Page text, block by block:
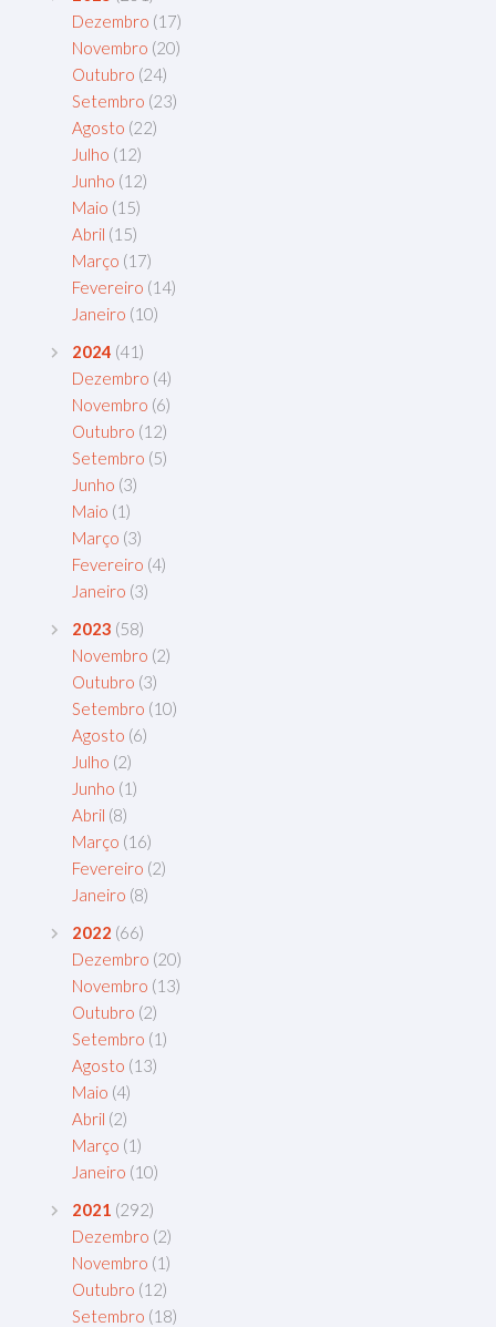
Dezembro (17)
Novembro (20)
Outubro (24)
Setembro (23)
Agosto (22)
Julho (12)
Junho (12)
Maio (15)
Abril (15)
Março (17)
Fevereiro (14)
Janeiro (10)
2024 (41)
Dezembro (4)
Novembro (6)
Outubro (12)
Setembro (5)
Junho (3)
Maio (1)
Março (3)
Fevereiro (4)
Janeiro (3)
2023 (58)
Novembro (2)
Outubro (3)
Setembro (10)
Agosto (6)
Julho (2)
Junho (1)
Abril (8)
Março (16)
Fevereiro (2)
Janeiro (8)
2022 (66)
Dezembro (20)
Novembro (13)
Outubro (2)
Setembro (1)
Agosto (13)
Maio (4)
Abril (2)
Março (1)
Janeiro (10)
2021 (292)
Dezembro (2)
Novembro (1)
Outubro (12)
Setembro (18)